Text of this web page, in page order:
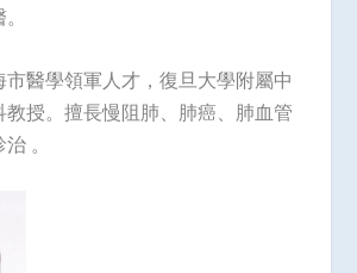
市醫學領軍人才，復旦大學附屬中
教授。擅長慢阻肺、肺癌、肺血管
。